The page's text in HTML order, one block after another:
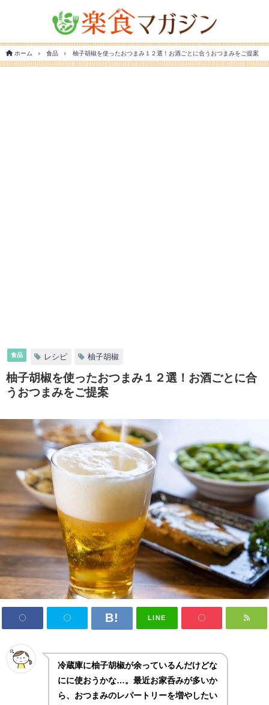
ホーム 食品 柚子胡椒を使ったおつまみ１２選！お酒ごとに合うおつまみをご提案
食品 レシピ 柚子胡椒
柚子胡椒を使ったおつまみ１２選！お酒ごとに合
うおつまみをご提案
LINE
冷蔵庫に柚子胡椒が余っているんだけどな
にに使おうかな…。最近お家呑みが多いか
ら、おつまみのレパートリーを増やしたい